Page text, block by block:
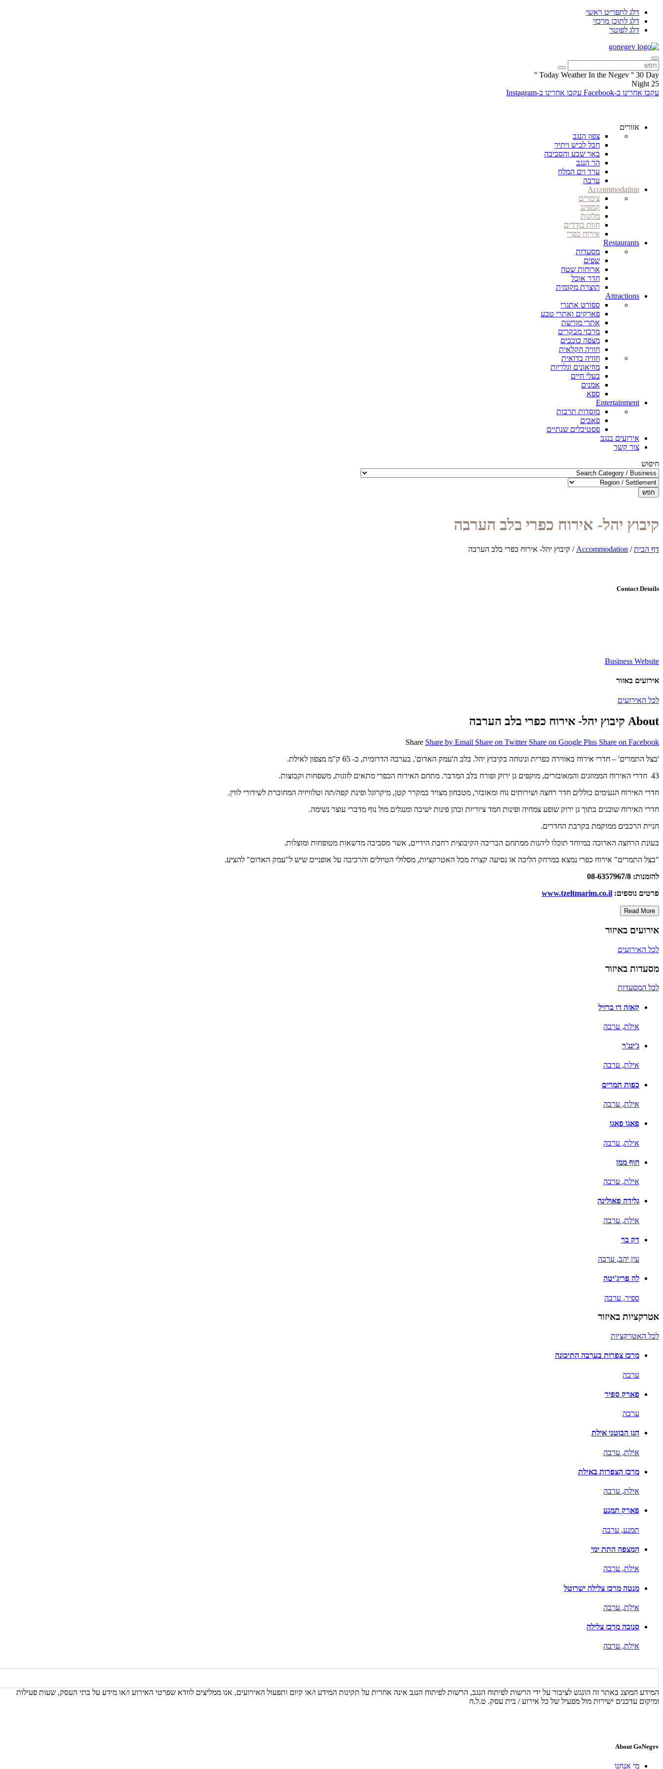
דלג לתפריט ראשי
דלג לתוכן מרכזי
דלג לפוטר
Today Weather In the Negev ° 30 Day
°
25
Night
עקבו אחרינו ב-Facebook
עקבו אחרינו ב-Instagram
אזורים
צפון הנגב
חבל לכיש ויתיר
באר שבע והסביבה
הר הנגב
ערד וים המלח
ערבה
Accommodation
צימרים
קמפינג
מלונות
חוות בודדים
אירוח כפרי
Restaurants
מסעדות
שפים
ארוחות שטח
חדר אוכל
תוצרת מקומית
Attractions
ספורט אתגרי
פארקים ואתרי טבע
אתרי מורשת
מרכזי מבקרים
מצפה כוכבים
חוויה חקלאית
חוויה בדואית
מוזיאונים וגלריות
בעלי חיים
אמנים
ספא
Entertainment
מוסדות תרבות
פאבים
פסטיבלים שנתיים
אירועים בנגב
צור קשר
חיפוש
חפש
קיבוץ יהל- אירוח כפרי בלב הערבה
דף הבית/
Accommodation
/ קיבוץ יהל- אירוח כפרי בלב הערבה
Contact Details
Business Website
אירועים באזור
לכל האירועים
About קיבוץ יהל- אירוח כפרי בלב הערבה
Share Share by Email Share on Twitter Share on Google Plus Share on Facebook
'בצל התמרים' – חדרי אירוח באווירה כפרית ונינוחה בקיבוץ יהל. בלב ה'עמק האדום', בערבה הדרומית, כ- 65 ק"מ מצפון לאילת.
43 חדרי האירוח הממוזגים והמאובזרים, מוקפים גן ירוק ופורח בלב המדבר. מתחם האירוח הכפרי מתאים לזוגות, משפחות וקבוצות.
חדרי האירוח הנעימים כוללים חדר רחצה ושירותים נוח ומאובזר, מטבחון מצויד במקרר קטן, מיקרוגל ופינת קפה/תה וטלוויזיה המחוברת לשידורי לווין.
חדרי האירוח שוכנים בתוך גן ירוק שופע צמחיה ופינות חמד ציוריות ובהן פינות ישיבה ומנגלים מול נוף מדברי עוצר נשימה.
חניית הרכבים ממוקמת בקרבת החדרים.
בעונת הרחצה הארוכה במיוחד תוכלו ליהנות ממתחם הבריכה הקיבוצית רחבת הידיים, אשר מסביבה מדשאות מטופחות ומוצלות.
"בצל התמרים" אירוח כפרי נמצא במרחק הליכה או נסיעה קצרה מכל האטרקציות, מסלולי הטיולים והרכיבה על אופניים שיש ל"עמק האדום" להציע.
להזמנות: 08-6357967/8
פרטים נוספים: www.tzeltmarim.co.il
Read More
אירועים באיזור
לכל האירועים
מסעדות באיזור
לכל המסעדות
קאזה דו ברזיל
אילת, ערבה
ג'ינג'ר
אילת, ערבה
כפות תמרים
אילת, ערבה
פאגו פאגו
אילת, ערבה
חוף ממן
אילת, ערבה
גלידה פאולינה
אילת, ערבה
דק בר
עין יהב, ערבה
לה פריג'יטה
ספיר, ערבה
אטרקציות באיזור
לכל האטרקציות
מרכז צפרות בערבה התיכונה
ערבה
פארק ספיר
ערבה
הגן הבוטני אילת
אילת, ערבה
מרכז הצפרות באילת
אילת, ערבה
פארק תמנע
תמנע, ערבה
המצפה התת ימי
אילת, ערבה
מנטה מרכז צלילה ישרוטל
אילת, ערבה
סנובה מרכז צלילה
אילת, ערבה
המידע המוצג באתר זה הונגש לציבור על ידי הרשות לפיתוח הנגב, הרשות לפיתוח הנגב אינה אחרית על תקינות המידע ו/או קיום ותפעול האירועים, אנו ממליצים לוודא שפרטי האירוע ו/או מידע על בתי העסק, שעות פעילות
ומיקום עדכנים ישירות מול מפעיל של כל אירוע / בית עסק. ט.ל.ח
About GoNegev
מי אנחנו